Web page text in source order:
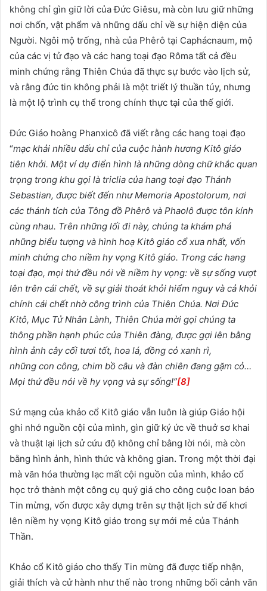
không chỉ gìn giữ lời của Đức Giêsu, mà còn lưu giữ những
nơi chốn, vật phẩm và những dấu chỉ về sự hiện diện của
Người. Ngôi mộ trống, nhà của Phêrô tại Caphácnaum, mộ
của các vị tử đạo và các hang toại đạo Rôma tất cả đều
minh chứng rằng Thiên Chúa đã thực sự bước vào lịch sử,
và rằng đức tin không phải là một triết lý thuần túy, nhưng
là một lộ trình cụ thể trong chính thực tại của thế giới.
Đức Giáo hoàng Phanxicô đã viết rằng các hang toại đạo
“mạc khải nhiều dấu chỉ của cuộc hành hương Kitô giáo
tiên khởi. Một ví dụ điển hình là những dòng chữ khắc quan
trọng trong khu gọi là triclia của hang toại đạo Thánh
Sebastian, được biết đến như Memoria Apostolorum, nơi
các thánh tích của Tông đồ Phêrô và Phaolô được tôn kính
cùng nhau. Trên những lối đi này, chúng ta khám phá
những biểu tượng và hình hoạ Kitô giáo cổ xưa nhất, vốn
minh chứng cho niềm hy vọng Kitô giáo. Trong các hang
toại đạo, mọi thứ đều nói về niềm hy vọng: về sự sống vượt
lên trên cái chết, về sự giải thoát khỏi hiểm nguy và cả khỏi
chính cái chết nhờ công trình của Thiên Chúa. Nơi Đức
Kitô, Mục Tử Nhân Lành, Thiên Chúa mời gọi chúng ta
thông phần hạnh phúc của Thiên đàng, được gợi lên bằng
hình ảnh cây cối tươi tốt, hoa lá, đồng cỏ xanh rì,
những con công, chim bồ câu và đàn chiên đang gặm cỏ…
Mọi thứ đều nói về hy vọng và sự sống!”[8]
Sứ mạng của khảo cổ Kitô giáo vẫn luôn là giúp Giáo hội
ghi nhớ nguồn cội của mình, gìn giữ ký ức về thuở sơ khai
và thuật lại lịch sử cứu độ không chỉ bằng lời nói, mà còn
bằng hình ảnh, hình thức và không gian. Trong một thời đại
mà văn hóa thường lạc mất cội nguồn của mình, khảo cổ
học trở thành một công cụ quý giá cho công cuộc loan báo
Tin mừng, vốn được xây dựng trên sự thật lịch sử để khơi
lên niềm hy vọng Kitô giáo trong sự mới mẻ của Thánh
Thần.
Khảo cổ Kitô giáo cho thấy Tin mừng đã được tiếp nhận,
giải thích và cử hành như thế nào trong những bối cảnh văn